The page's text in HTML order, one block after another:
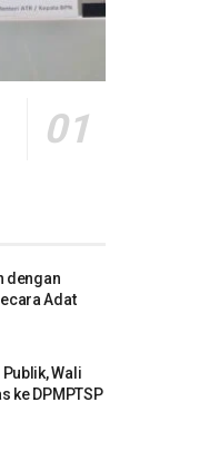
dengan
Adat
Wali
ke DPMPTSP